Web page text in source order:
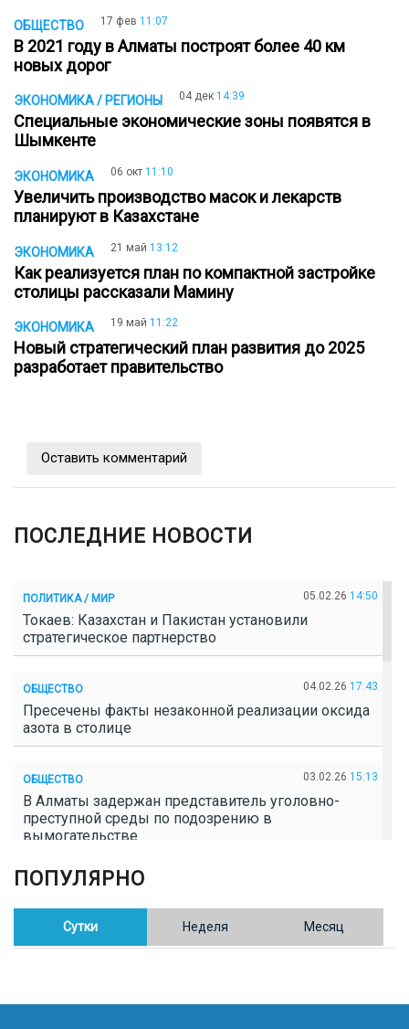
ОБЩЕСТВО 17 фев 11:07
В 2021 году в Алматы построят более 40 км
новых дорог
ЭКОНОМИКА / РЕГИОНЫ 04 дек 14:39
Специальные экономические зоны появятся в
Шымкенте
ЭКОНОМИКА 06 окт 11:10
Увеличить производство масок и лекарств
планируют в Казахстане
ЭКОНОМИКА 21 май 13:12
Как реализуется план по компактной застройке
столицы рассказали Мамину
ЭКОНОМИКА 19 май 11:22
Новый стратегический план развития до 2025
разработает правительство
Оставить комментарий
ПОСЛЕДНИЕ НОВОСТИ
ПОЛИТИКА / МИР 05.02.26 14:50
Токаев: Казахстан и Пакистан установили
стратегическое партнерство
ОБЩЕСТВО 04.02.26 17:43
Пресечены факты незаконной реализации оксида
азота в столице
ОБЩЕСТВО 03.02.26 15:13
В Алматы задержан представитель уголовно-
преступной среды по подозрению в
вымогательстве
ОБЩЕСТВО
Полицейские пресекли незаконное выращивание
конопли в Таразе
Казахстан возглавил Договор о зоне, свободной от
ПОПУЛЯРНО
Сутки Неделя Месяц